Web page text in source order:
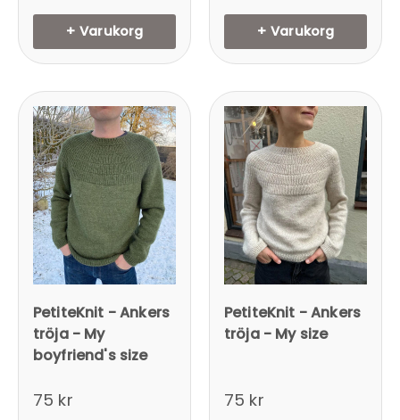
+ Varukorg + Varukorg
PetiteKnit - Ankers
tröja - My
boyfriend's size
75 kr
PetiteKnit - Ankers
tröja - My size
75 kr